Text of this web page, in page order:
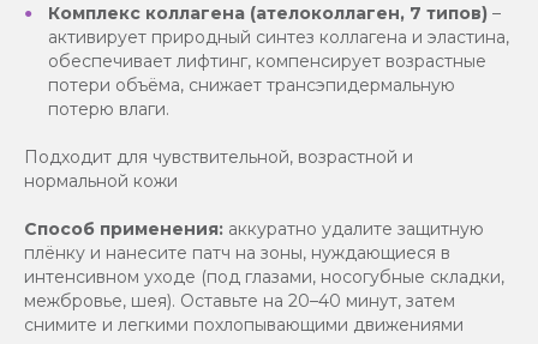
Комплекс коллагена (ателоколлаген, 7 типов) –
активирует природный синтез коллагена и эластина,
обеспечивает лифтинг, компенсирует возрастные
потери объёма, снижает трансэпидермальную
потерю влаги.
Подходит для чувствительной, возрастной и
нормальной кожи
Способ применения: аккуратно удалите защитную
плёнку и нанесите патч на зоны, нуждающиеся в
интенсивном уходе (под глазами, носогубные складки,
межбровье, шея). Оставьте на 20–40 минут, затем
снимите и легкими похлопывающими движениями